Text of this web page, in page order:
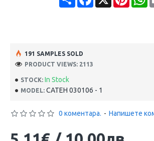
STOCK: In Stock
MODEL: САТЕН 030106 - 1
191 SAMPLES SOLD
PRODUCT VIEWS: 2113
0 коментара. - Напишете